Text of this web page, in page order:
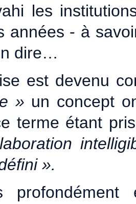
les
années - à
dire…
est devenu
» un concept
terme étant
».